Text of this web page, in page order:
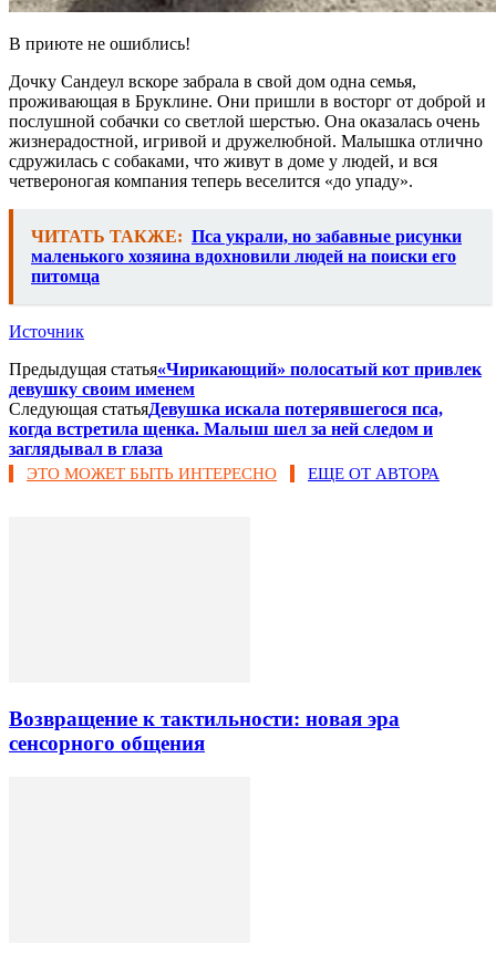
В приюте не ошиблись!
Дочку Сандеул вскоре забрала в свой дом одна семья,
проживающая в Бруклине. Они пришли в восторг от доброй и
послушной собачки со светлой шерстью. Она оказалась очень
жизнерадостной, игривой и дружелюбной. Малышка отлично
сдружилась с собаками, что живут в доме у людей, и вся
четвероногая компания теперь веселится «до упаду».
ЧИТАТЬ ТАКЖЕ: Пса украли, но забавные рисунки
маленького хозяина вдохновили людей на поиски его
питомца
Источник
Предыдущая статья«Чирикающий» полосатый кот привлек
девушку своим именем
Следующая статьяДевушка искала потерявшегося пса,
когда встретила щенка. Малыш шел за ней следом и
заглядывал в глаза
ЭТО МОЖЕТ БЫТЬ ИНТЕРЕСНО ЕЩЕ ОТ АВТОРА
Возвращение к тактильности: новая эра
сенсорного общения